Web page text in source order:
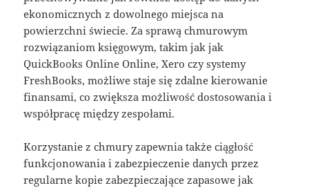
ekonomicznych z dowolnego miejsca na
powierzchni świecie. Za sprawą chmurowym
rozwiązaniom księgowym, takim jak jak
QuickBooks Online Online, Xero czy systemy
FreshBooks, możliwe staje się zdalne kierowanie
finansami, co zwiększa możliwość dostosowania i
współpracę między zespołami.
Korzystanie z chmury zapewnia także ciągłość
funkcjonowania i zabezpieczenie danych przez
regularne kopie zabezpieczające zapasowe jak